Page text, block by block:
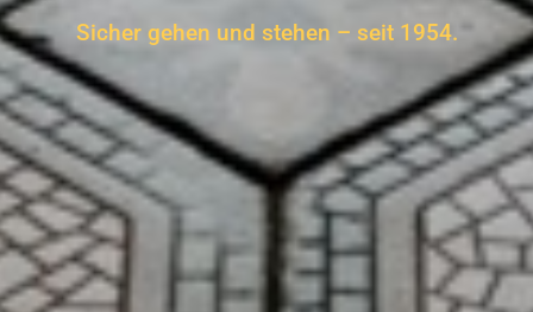
Sicher gehen und stehen – seit 1954.